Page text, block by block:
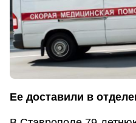
Ее доставили в